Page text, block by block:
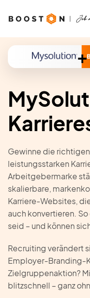
+
Gewinne die
leistungsstarken
Arbeitgebermarke
skalierbare,
Karriere-Websites,
auch konvertieren.
seid – und können
Recruiting verändert
Employer-Branding-
Zielgruppenaktion?
blitzschnell – ganz